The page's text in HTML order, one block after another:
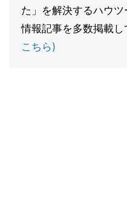
た」を解決するハウ
情報記事を多数掲載し
こちら)